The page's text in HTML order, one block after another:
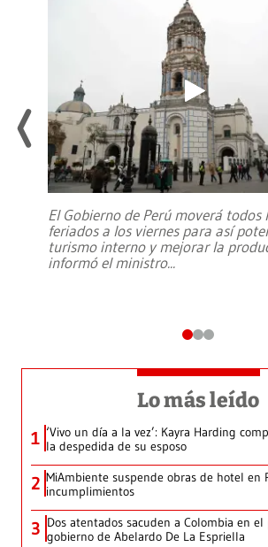
El Gobierno de Perú moverá todos
feriados a los viernes para así
turismo interno y mejorar la
informó el ministro...
Lo más leído
1 ‘Vivo un día a la vez’: Kayra Harding
la despedida de su esposo
2 MiAmbiente suspende obras de hotel en
incumplimientos
3 Dos atentados sacuden a Colombia en
gobierno de Abelardo De La Espriella